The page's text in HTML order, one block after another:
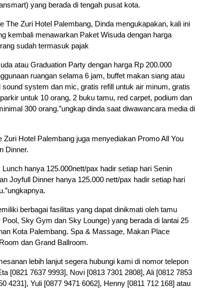
yang berada di tengah pusat kota.
The Zuri Hotel Palembang, Dinda mengukapakan, kali ini
kembali menawarkan Paket Wisuda dengan harga
sudah termasuk pajak
atau Graduation Party dengan harga Rp 200.000
ruangan selama 6 jam, buffet makan siang atau
system dan mic, gratis refill untuk air minum, gratis
untuk 10 orang, 2 buku tamu, red carpet, podium dan
300 orang.”ungkap dinda saat diwawancara media di
Zuri Hotel Palembang juga menyediakan Promo All You
Dinner.
hanya 125.000nett/pax hadir setiap hari Senin
Joyfull Dinner hanya 125.000 nett/pax hadir setiap hari
berbagai fasilitas yang dapat dinikmati oleh tamu
Sky Gym dan Sky Lounge) yang berada di lantai 25
Kota Palembang. Spa & Massage, Makan Place
dan Grand Ballroom.
lebih lanjut segera hubungi kami di nomor telepon
[0821 7637 9993], Novi [0813 7301 2808], Ali [0812 7853
4231], Yuli [0877 9471 6062], Henny [0811 712 168] atau